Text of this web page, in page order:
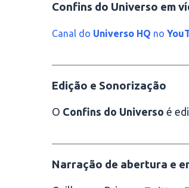
Confins do Universo em
Canal do Universo HQ no
Edição e Sonorização
O Confins do Universo é
Narração de abertura e